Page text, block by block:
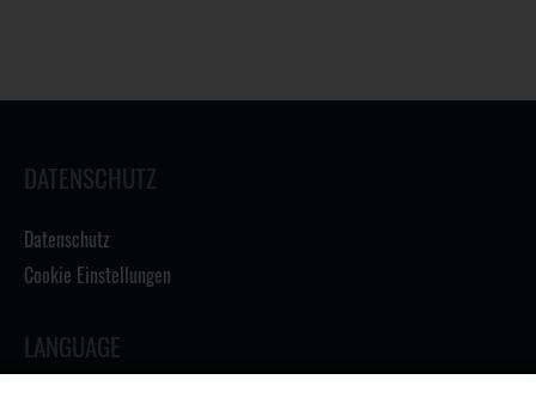
DATENSCHUTZ
Datenschutz
Cookie Einstellungen
LANGUAGE